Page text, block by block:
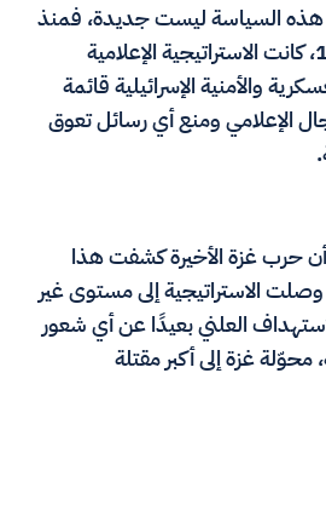
هذه السياسة ليست جديدة، فمنذ
إنشاء الدولة عام 1948، كانت الاستراتيجية الإعلامية
والأمنية الإسرائيلية قائمة
الإعلامي ومنع أي رسائل تعوق
حرب غزة الأخيرة كشفت هذا
الاستراتيجية إلى مستوى غير
العلني بعيدًا عن أي شعور
محوّلة غزة إلى أكبر مقتلة